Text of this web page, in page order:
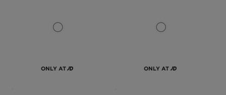
ONLY AT ONLY AT